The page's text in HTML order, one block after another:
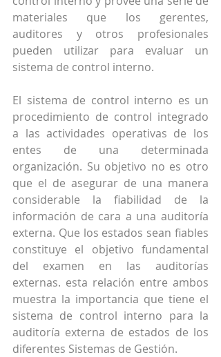
materiales que los gerentes,
auditores y otros profesionales
pueden utilizar para evaluar un
sistema de control interno.
El sistema de control interno es un
procedimiento de control integrado
a las actividades operativas de los
entes de una determinada
organización. Su objetivo no es otro
que el de asegurar de una manera
considerable la fiabilidad de la
información de cara a una auditoría
externa. Que los estados sean fiables
constituye el objetivo fundamental
del examen en las auditorías
externas. esta relación entre ambos
muestra la importancia que tiene el
sistema de control interno para la
auditoría externa de estados de los
diferentes Sistemas de Gestión.